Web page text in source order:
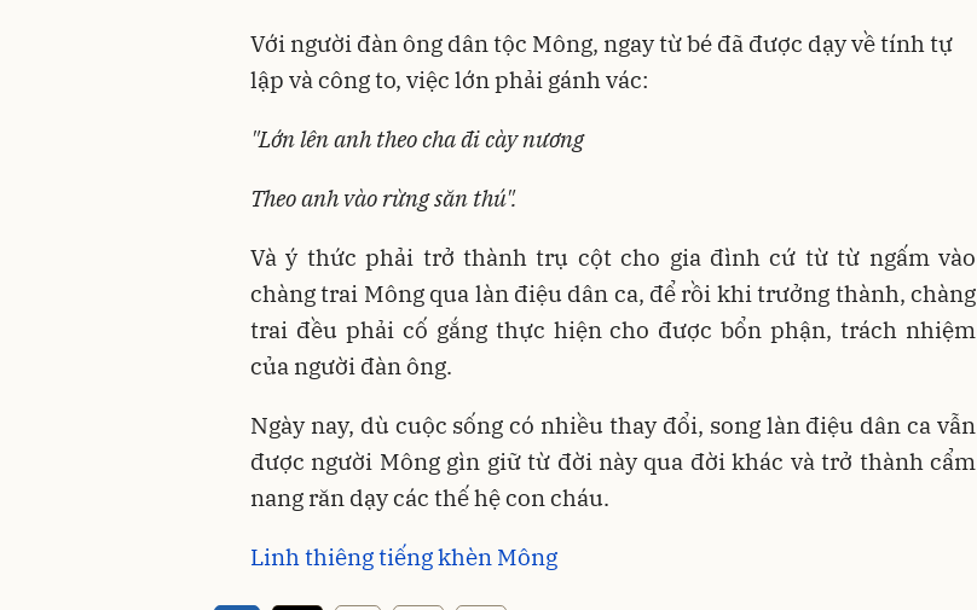
Với người đàn ông dân tộc Mông, ngay từ bé đã được dạy về tính tự
lập và công to, việc lớn phải gánh vác:
"Lớn lên anh theo cha đi cày nương
Theo anh vào rừng săn thú".
Và ý thức phải trở thành trụ cột cho gia đình cứ từ từ ngấm vào
chàng trai Mông qua làn điệu dân ca, để rồi khi trưởng thành, chàng
trai đều phải cố gắng thực hiện cho được bổn phận, trách nhiệm
của người đàn ông.
Ngày nay, dù cuộc sống có nhiều thay đổi, song làn điệu dân ca vẫn
được người Mông gìn giữ từ đời này qua đời khác và trở thành cẩm
nang răn dạy các thế hệ con cháu.
Linh thiêng tiếng khèn Mông